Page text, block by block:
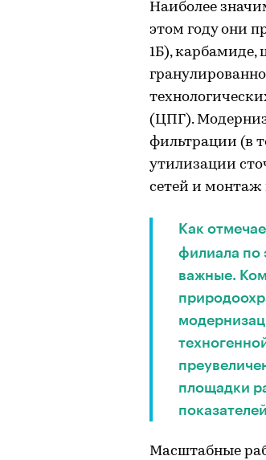
Наиболее
этом году они
1Б), карбамиде,
(ЦПГ).
фильтрации (в
утилизации
сетей и монтаж
Как
филиала по
важные.
площадки
Масштабные